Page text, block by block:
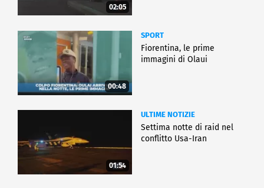
02:05
00:48
SPORT
Fiorentina, le prime
immagini di Olaui
01:54
ULTIME NOTIZIE
Settima notte di raid nel
conflitto Usa-Iran